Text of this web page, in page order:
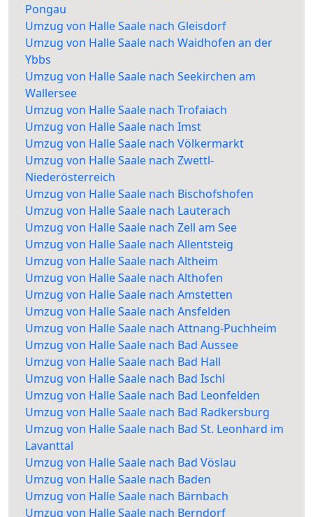
Pongau
Umzug von Halle Saale nach Gleisdorf
Umzug von Halle Saale nach Waidhofen an der
Ybbs
Umzug von Halle Saale nach Seekirchen am
Wallersee
Umzug von Halle Saale nach Trofaiach
Umzug von Halle Saale nach Imst
Umzug von Halle Saale nach Völkermarkt
Umzug von Halle Saale nach Zwettl-
Niederösterreich
Umzug von Halle Saale nach Bischofshofen
Umzug von Halle Saale nach Lauterach
Umzug von Halle Saale nach Zell am See
Umzug von Halle Saale nach Allentsteig
Umzug von Halle Saale nach Altheim
Umzug von Halle Saale nach Althofen
Umzug von Halle Saale nach Amstetten
Umzug von Halle Saale nach Ansfelden
Umzug von Halle Saale nach Attnang-Puchheim
Umzug von Halle Saale nach Bad Aussee
Umzug von Halle Saale nach Bad Hall
Umzug von Halle Saale nach Bad Ischl
Umzug von Halle Saale nach Bad Leonfelden
Umzug von Halle Saale nach Bad Radkersburg
Umzug von Halle Saale nach Bad St. Leonhard im
Lavanttal
Umzug von Halle Saale nach Bad Vöslau
Umzug von Halle Saale nach Baden
Umzug von Halle Saale nach Bärnbach
Umzug von Halle Saale nach Berndorf